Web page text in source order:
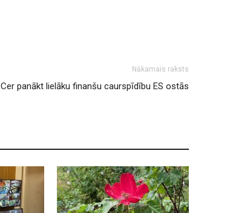
Nākamais raksts
Cer panākt lielāku finanšu caurspīdību ES ostās